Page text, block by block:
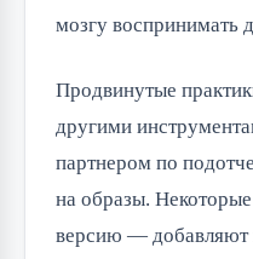
мозгу воспринимать
Продвинутые
другими
партнером по
на образы.
версию — добавляют